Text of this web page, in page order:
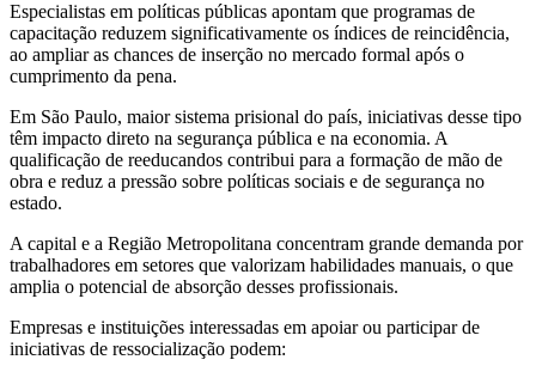
Especialistas em políticas públicas apontam que programas de
capacitação reduzem significativamente os índices de reincidência,
ao ampliar as chances de inserção no mercado formal após o
cumprimento da pena.
Em São Paulo, maior sistema prisional do país, iniciativas desse tipo
têm impacto direto na segurança pública e na economia. A
qualificação de reeducandos contribui para a formação de mão de
obra e reduz a pressão sobre políticas sociais e de segurança no
estado.
A capital e a Região Metropolitana concentram grande demanda por
trabalhadores em setores que valorizam habilidades manuais, o que
amplia o potencial de absorção desses profissionais.
Empresas e instituições interessadas em apoiar ou participar de
iniciativas de ressocialização podem: